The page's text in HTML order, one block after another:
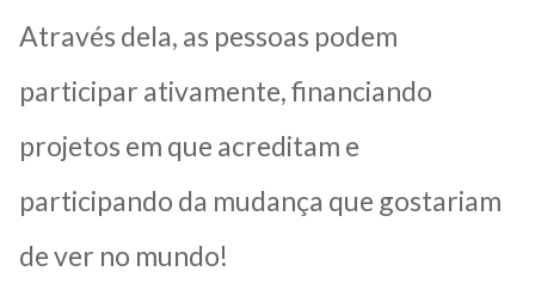
Através dela, as pessoas podem
participar ativamente, financiando
projetos em que acreditam e
participando da mudança que gostariam
de ver no mundo!